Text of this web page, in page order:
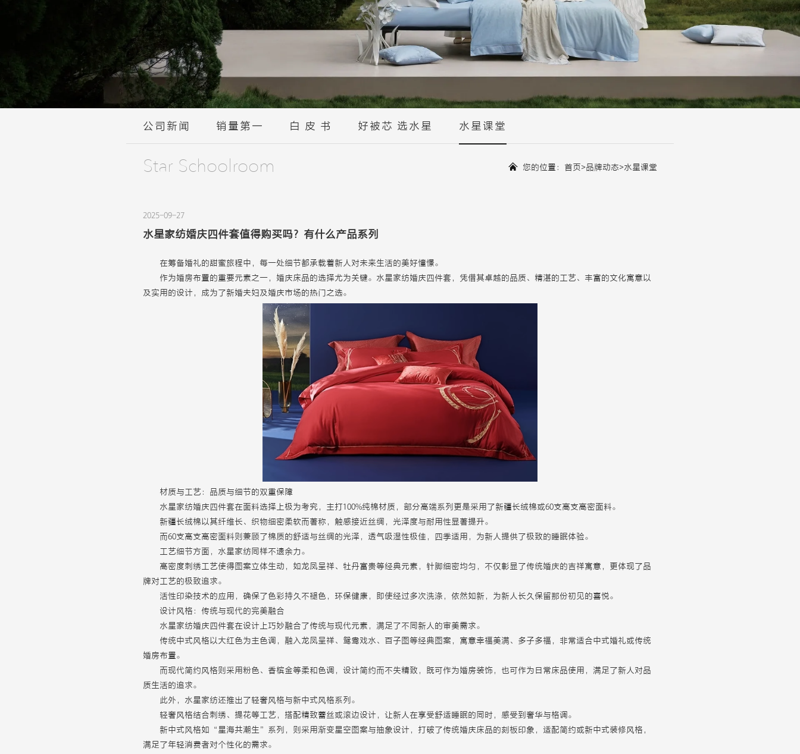
公司新闻 销量第一 白 皮 书 好被芯 选水星 水星课堂
您的位置： 首页 >品牌动态>水星课堂
Star Schoolroom
2025-09-27
水星家纺婚庆四件套值得购买吗？有什么产品系列
在筹备婚礼的甜蜜旅程中，每一处细节都承载着新人对未来生活的美好憧憬。
作为婚房布置的重要元素之一，婚庆床品的选择尤为关键。水星家纺婚庆四件套，凭借其卓越的品质、精湛的工艺、丰富的文化寓意以
及实用的设计，成为了新婚夫妇及婚庆市场的热门之选。
材质与工艺：品质与细节的双重保障
水星家纺婚庆四件套在面料选择上极为考究，主打100%纯棉材质，部分高端系列更是采用了新疆长绒棉或60支高支高密面料。
新疆长绒棉以其纤维长、织物细密柔软而著称，触感接近丝绸，光泽度与耐用性显著提升。
而60支高支高密面料则兼顾了棉质的舒适与丝绸的光泽，透气吸湿性极佳，四季适用，为新人提供了极致的睡眠体验。
工艺细节方面，水星家纺同样不遗余力。
高密度刺绣工艺使得图案立体生动，如龙凤呈祥、牡丹富贵等经典元素，针脚细密均匀，不仅彰显了传统婚庆的吉祥寓意，更体现了品
牌对工艺的极致追求。
活性印染技术的应用，确保了色彩持久不褪色，环保健康，即使经过多次洗涤，依然如新，为新人长久保留那份初见的喜悦。
设计风格：传统与现代的完美融合
水星家纺婚庆四件套在设计上巧妙融合了传统与现代元素，满足了不同新人的审美需求。
传统中式风格以大红色为主色调，融入龙凤呈祥、鸳鸯戏水、百子图等经典图案，寓意幸福美满、多子多福，非常适合中式婚礼或传统
婚房布置。
而现代简约风格则采用粉色、香槟金等柔和色调，设计简约而不失精致，既可作为婚房装饰，也可作为日常床品使用，满足了新人对品
质生活的追求。
此外，水星家纺还推出了轻奢风格与新中式风格系列。
轻奢风格结合刺绣、提花等工艺，搭配精致蕾丝或滚边设计，让新人在享受舒适睡眠的同时，感受到奢华与格调。
新中式风格如“星海共潮生”系列，则采用渐变星空图案与抽象设计，打破了传统婚庆床品的刻板印象，适配简约或新中式装修风格，
满足了年轻消费者对个性化的需求。